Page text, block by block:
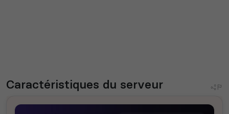
Caractéristiques du serveur